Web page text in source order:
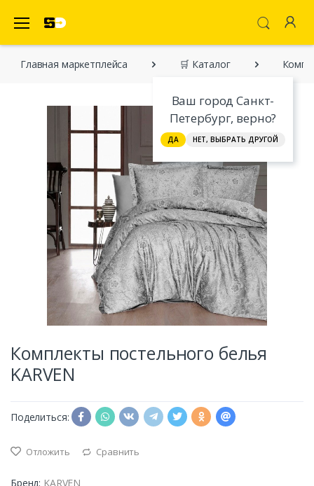
Ваш город Санкт-
Петербург, верно?
ДА НЕТ, ВЫБРАТЬ ДРУГОЙ
Главная марĸетплейса 🛒 Каталог
Комплекты постельного белья
KARVEN
Поделиться:
Отложить Сравнить
Бренд: KARVEN